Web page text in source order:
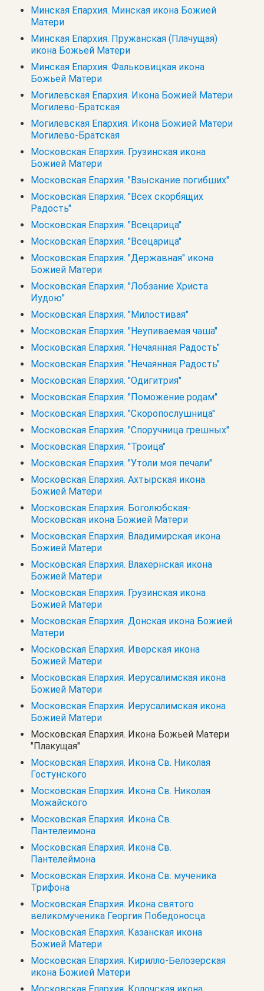
Минская Епархия. Минская икона Божией
Матери
Минская Епархия. Пружанская (Плачущая)
икона Божьей Матери
Минская Епархия. Фальковицкая икона
Божьей Матери
Могилевская Епархия. Икона Божией Матери
Могилево-Братская
Могилевская Епархия. Икона Божией Матери
Могилево-Братская
Московская Епархия. Грузинская икона
Божией Матери
Московская Епархия. "Взыскание погибших"
Московская Епархия. "Всех скорбящих
Радость"
Московская Епархия. "Всецарица"
Московская Епархия. "Всецарица"
Московская Епархия. "Державная" икона
Божией Матери
Московская Епархия. "Лобзание Христа
Иудою"
Московская Епархия. "Милостивая"
Московская Епархия. "Неупиваемая чаша"
Московская Епархия. "Нечаянная Радость"
Московская Епархия. "Нечаянная Радость"
Московская Епархия. "Одигитрия"
Московская Епархия. "Поможение родам"
Московская Епархия. "Скоропослушница"
Московская Епархия. "Споручница грешных"
Московская Епархия. "Троица"
Московская Епархия. "Утоли моя печали"
Московская Епархия. Ахтырская икона
Божией Матери
Московская Епархия. Боголюбская-
Московская икона Божией Матери
Московская Епархия. Владимирская икона
Божией Матери
Московская Епархия. Влахернская икона
Божией Матери
Московская Епархия. Грузинская икона
Божией Матери
Московская Епархия. Донская икона Божией
Матери
Московская Епархия. Иверская икона
Божией Матери
Московская Епархия. Иерусалимская икона
Божией Матери
Московская Епархия. Иерусалимская икона
Божией Матери
Московская Епархия. Икона Божьей Матери
"Плакущая"
Московская Епархия. Икона Св. Николая
Гостунского
Московская Епархия. Икона Св. Николая
Можайского
Московская Епархия. Икона Св.
Пантелеимона
Московская Епархия. Икона Св.
Пантелеймона
Московская Епархия. Икона Св. мученика
Трифона
Московская Епархия. Икона святого
великомученика Георгия Победоносца
Московская Епархия. Казанская икона
Божией Матери
Московская Епархия. Кирилло-Белозерская
икона Божией Матери